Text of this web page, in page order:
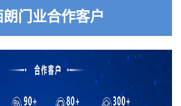
朗门业合作客户